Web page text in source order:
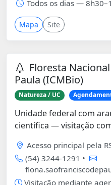
Todos os dias —
Mapa Site
Floresta
Paula (ICMBio)
Natureza / UC
Unidade federal com
científica — visitação
Acesso principal pela
(54) 3244-1291 •
Visitação mediante